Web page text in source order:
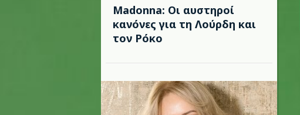
Madonna: Οι αυστηροί
κανόνες για τη Λούρδη και
τον Ρόκο